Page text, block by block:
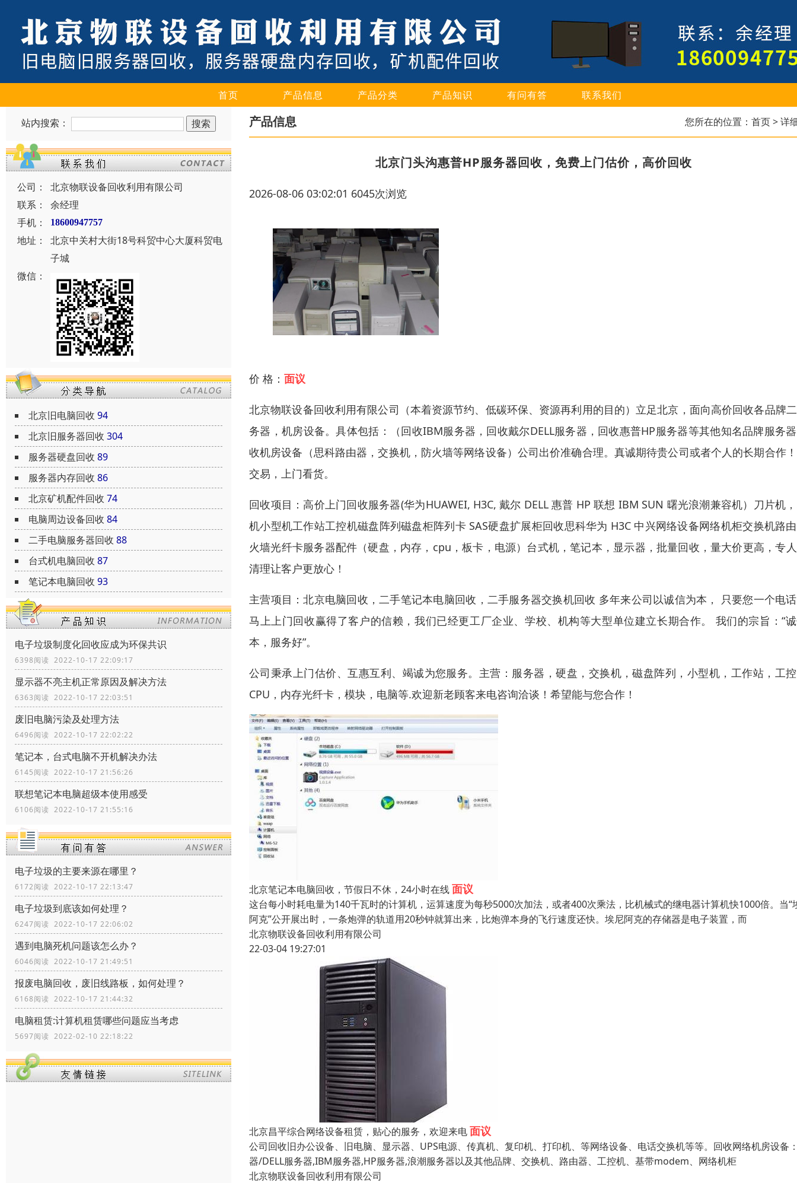
首页 产品信息 产品分类 产品知识 有问有答 联系我们
站内搜索：
公司：
北京物联设备回收利用有限公司
联系：
余经理
手机：
18600947757
地址：
北京中关村大街18号科贸中心大厦科贸电
子城
微信：
北京旧电脑回收 94
北京旧服务器回收 304
服务器硬盘回收 89
服务器内存回收 86
北京矿机配件回收 74
电脑周边设备回收 84
二手电脑服务器回收 88
台式机电脑回收 87
笔记本电脑回收 93
电子垃圾制度化回收应成为环保共识
6398阅读 2022-10-17 22:09:17
显示器不亮主机正常原因及解决方法
6363阅读 2022-10-17 22:03:51
废旧电脑污染及处理方法
6496阅读 2022-10-17 22:02:22
笔记本，台式电脑不开机解决办法
6145阅读 2022-10-17 21:56:26
联想笔记本电脑超级本使用感受
6106阅读 2022-10-17 21:55:16
电子垃圾的主要来源在哪里？
6172阅读 2022-10-17 22:13:47
电子垃圾到底该如何处理？
6247阅读 2022-10-17 22:06:02
遇到电脑死机问题该怎么办？
6046阅读 2022-10-17 21:49:51
报废电脑回收，废旧线路板，如何处理？
6168阅读 2022-10-17 21:44:32
电脑租赁:计算机租赁哪些问题应当考虑
5697阅读 2022-02-10 22:18:22
产品信息 您所在的位置： 首页> 详
北京门头沟惠普HP服务器回收，免费上门估价，高价回收
2026-08-06 03:02:01 6045次浏览
价 格： 面议
北京物联设备回收利用有限公司（本着资源节约、低碳环保、资源再利用的目的）立足北京，面向高价回收各品牌
务器，机房设备。具体包括：（回收IBM服务器，回收戴尔DELL服务器，回收惠普HP服务器等其他知名品牌服务
收机房设备（思科路由器，交换机，防火墙等网络设备）公司出价准确合理。真诚期待贵公司或者个人的长期合作
交易，上门看货。
回收项目：高价上门回收服务器(华为HUAWEI, H3C, 戴尔 DELL 惠普 HP 联想 IBM SUN 曙光浪潮兼容机）刀片机
机小型机工作站工控机磁盘阵列磁盘柜阵列卡 SAS硬盘扩展柜回收思科华为 H3C 中兴网络设备网络机柜交换机路
火墙光纤卡服务器配件（硬盘，内存，cpu，板卡，电源）台式机，笔记本，显示器，批量回收，量大价更高，专
清理让客户更放心！
主营项目：北京电脑回收，二手笔记本电脑回收，二手服务器交换机回收 多年来公司以诚信为本， 只要您一个电
马上上门回收赢得了客户的信赖，我们已经更工厂企业、学校、机构等大型单位建立长期合作。 我们的宗旨：“
本，服务好”。
公司秉承上门估价、互惠互利、竭诚为您服务。主营：服务器，硬盘，交换机，磁盘阵列，小型机，工作站，工
CPU，内存光纤卡，模块，电脑等.欢迎新老顾客来电咨询洽谈！希望能与您合作！
北京笔记本电脑回收，节假日不休，24小时在线面议
这台每小时耗电量为140千瓦时的计算机，运算速度为每秒5000次加法，或者400次乘法，比机械式的继电器计算机快1000倍。当“
阿克”公开展出时，一条炮弹的轨道用20秒钟就算出来，比炮弹本身的飞行速度还快。埃尼阿克的存储器是电子装置，而
北京物联设备回收利用有限公司
22-03-04 19:27:01
北京昌平综合网络设备租赁，贴心的服务，欢迎来电面议
公司回收旧办公设备、旧电脑、显示器、UPS电源、传真机、复印机、打印机、等网络设备、电话交换机等等。回收网络机房设备
器/DELL服务器,IBM服务器,HP服务器,浪潮服务器以及其他品牌、交换机、路由器、工控机、基带modem、网络机柜
北京物联设备回收利用有限公司